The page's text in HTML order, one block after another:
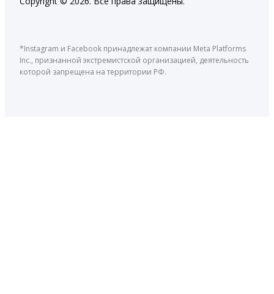
*Instagram и Facebook принадлежат компании Meta Platforms
Inc., признанной экстремистской организацией, деятельность
которой запрещена на территории РФ.